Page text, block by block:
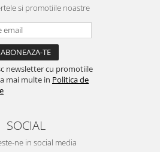
si promotiile noastre
newsletter cu promotiile
mai multe in Politica de
SOCIAL
ne in social media